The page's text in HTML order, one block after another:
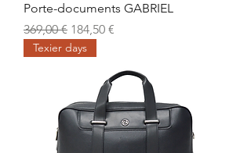
Porte-documents GABRIEL
Prix original
369,00 € Prix promotionnel
184,50 €
Texier days